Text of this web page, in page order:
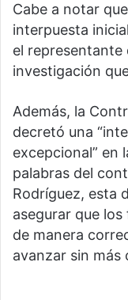
Cabe a notar
interpuesta
el representante
investigación
Además, la
decretó una
excepcional” en
palabras del
Rodríguez, esta
asegurar que
de manera
avanzar sin más